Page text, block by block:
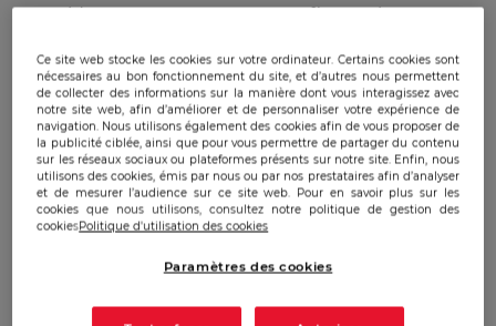
président Macron, mesurant enfin que les excès
gouvernement algérien qui passe son temps à
justifier son incurie en remettant leurs
conséquences sur le dos de l’ancienne puissance
coloniale, a pris ces derniers mois de grandes
distances avec les déclaration outrancières et
accusatrices contre la France qu’il avait formulées
en 2017, lorsqu’il n’était encore que candidat à
préconisations ubuesques formulées par
l’historien d’extrême-gauche et favorable au FLN
Ce site web stocke les cookies sur votre ordinateur. Certains cookies sont
nécessaires au bon fonctionnement du site, et d’autres nous permettent
de collecter des informations sur la manière dont vous interagissez avec
notre site web, afin d’améliorer et de personnaliser votre expérience de
navigation. Nous utilisons également des cookies afin de vous proposer de
la publicité ciblée, ainsi que pour vous permettre de partager du contenu
sur les réseaux sociaux ou plateformes présents sur notre site. Enfin, nous
utilisons des cookies, émis par nous ou par nos prestataires afin d’analyser
et de mesurer l’audience sur ce site web. Pour en savoir plus sur les
cookies que nous utilisons, consultez notre politique de gestion des
cookiesPolitique d'utilisation des cookies
Paramètres des cookies